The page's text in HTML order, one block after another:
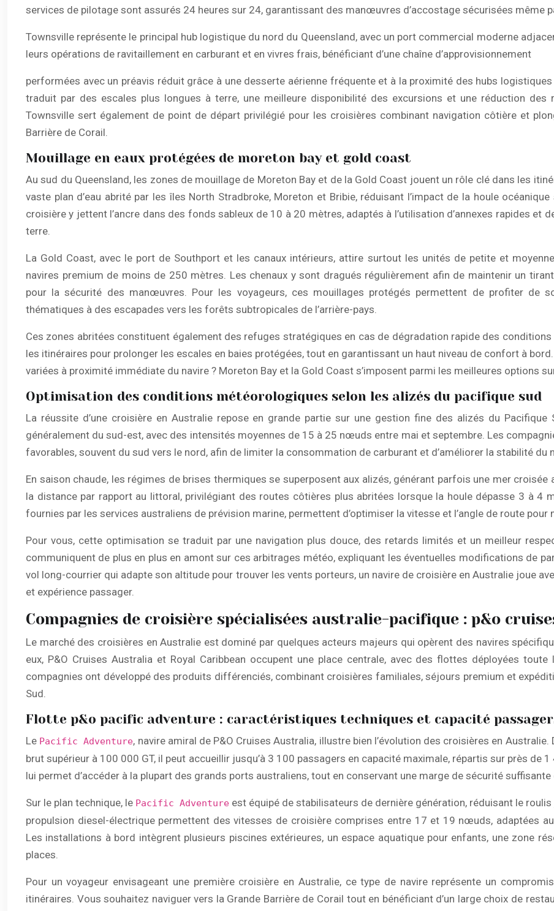
services de pilotage sont assurés 24 heures sur 24, garantissant des manœuvres d’accostage sécurisées même
Townsville représente le principal hub logistique du nord du Queensland, avec un port commercial moderne
leurs opérations de ravitaillement en carburant et en vivres frais, bénéficiant d’une chaîne d’approvisionnement
performées avec un préavis réduit grâce à une desserte aérienne fréquente et à la proximité des hubs
traduit par des escales plus longues à terre, une meilleure disponibilité des excursions et une réduction des
Townsville sert également de point de départ privilégié pour les croisières combinant navigation côtière et
Barrière de Corail.
Mouillage en eaux protégées de moreton bay et gold coast
Au sud du Queensland, les zones de mouillage de Moreton Bay et de la Gold Coast jouent un rôle clé dans les
vaste plan d’eau abrité par les îles North Stradbroke, Moreton et Bribie, réduisant l’impact de la houle
croisière y jettent l’ancre dans des fonds sableux de 10 à 20 mètres, adaptés à l’utilisation d’annexes rapides et
terre.
La Gold Coast, avec le port de Southport et les canaux intérieurs, attire surtout les unités de petite et
navires premium de moins de 250 mètres. Les chenaux y sont dragués régulièrement afin de maintenir un
pour la sécurité des manœuvres. Pour les voyageurs, ces mouillages protégés permettent de profiter de
thématiques à des escapades vers les forêts subtropicales de l’arrière-pays.
Ces zones abritées constituent également des refuges stratégiques en cas de dégradation rapide des
les itinéraires pour prolonger les escales en baies protégées, tout en garantissant un haut niveau de confort à
variées à proximité immédiate du navire ? Moreton Bay et la Gold Coast s’imposent parmi les meilleures options
Optimisation des conditions météorologiques selon les alizés du pacifique sud
La réussite d’une croisière en Australie repose en grande partie sur une gestion fine des alizés du
généralement du sud-est, avec des intensités moyennes de 15 à 25 nœuds entre mai et septembre. Les
favorables, souvent du sud vers le nord, afin de limiter la consommation de carburant et d’améliorer la stabilité du
En saison chaude, les régimes de brises thermiques se superposent aux alizés, générant parfois une mer
la distance par rapport au littoral, privilégiant des routes côtières plus abritées lorsque la houle dépasse 3 à 4
fournies par les services australiens de prévision marine, permettent d’optimiser la vitesse et l’angle de route
Pour vous, cette optimisation se traduit par une navigation plus douce, des retards limités et un meilleur
communiquent de plus en plus en amont sur ces arbitrages météo, expliquant les éventuelles modifications de
vol long-courrier qui adapte son altitude pour trouver les vents porteurs, un navire de croisière en Australie joue
et expérience passager.
Compagnies de croisière spécialisées australie-pacifique : p&o
Le marché des croisières en Australie est dominé par quelques acteurs majeurs qui opèrent des navires
eux, P&O Cruises Australia et Royal Caribbean occupent une place centrale, avec des flottes déployées
compagnies ont développé des produits différenciés, combinant croisières familiales, séjours premium et
Sud.
Flotte p&o pacific adventure : caractéristiques techniques et capacité
Le Pacific Adventure, navire amiral de P&O Cruises Australia, illustre bien l’évolution des croisières en
brut supérieur à 100 000 GT, il peut accueillir jusqu’à 3 100 passagers en capacité maximale, répartis sur près de
lui permet d’accéder à la plupart des grands ports australiens, tout en conservant une marge de sécurité
Sur le plan technique, le Pacific Adventure est équipé de stabilisateurs de dernière génération, réduisant le
propulsion diesel-électrique permettent des vitesses de croisière comprises entre 17 et 19 nœuds, adaptées
Les installations à bord intègrent plusieurs piscines extérieures, un espace aquatique pour enfants, une zone
places.
Pour un voyageur envisageant une première croisière en Australie, ce type de navire représente un
itinéraires. Vous souhaitez naviguer vers la Grande Barrière de Corail tout en bénéficiant d’un large choix de